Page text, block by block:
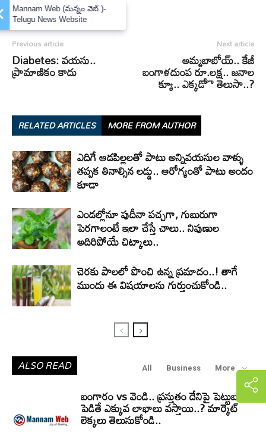
Previous article
Diabetes: వయసు..
ప్రామాణికం కాదు
Next article
అమ్మబాబోయ్.. కేజీ
బంగాళదుంప రూ.లక్ష.. జనాల
క్యూ.. ఎక్కడోొ తెలుసా..?
RELATED ARTICLES MORE FROM AUTHOR
ఎదిగే ఆడపిల్లలతో పాటు అన్నివయసుల వాళ్ళు
తప్పక తినాల్సిన లడ్డు.. ఆరోగ్యంతో పాటు అందం
కూడా
ఎండల్లోనూ పుదీనా పచ్చగా, గుబురుగా
పెరగాలంటే ఇలా చేస్తే చాలు.. నిపుణుల
అదిరిపోయే చిట్కాలు..
చెరకు పాలలో పొంచి ఉన్న ప్రమాదం..! తాగే
ముందు ఈ విషయాలను గుర్తుంచుకోండి..
ALSO READ All Business More
బంగారం vs వెండి.. ప్రస్తుతం దేనిపై పెట్టుబడి
పెడితే ఎక్కువ లాభాలు వస్తాయి..? మార్కెట్
లెక్కలు తెలుసుకోండి..
×
Mannam Web (మన్నం వెబ్ )-
Telugu News Website